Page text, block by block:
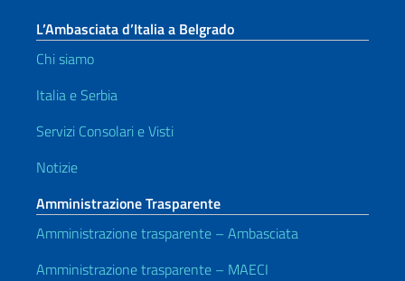
L’Ambasciata d’Italia a Belgrado
Chi siamo
Italia e Serbia
Servizi Consolari e Visti
Notizie
Amministrazione Trasparente
Amministrazione trasparente – Ambasciata
Amministrazione trasparente – MAECI